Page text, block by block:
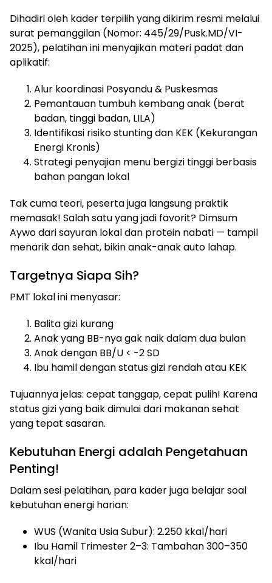
Dihadiri oleh kader terpilih yang dikirim resmi melalui
surat pemanggilan (Nomor: 445/29/Pusk.MD/VI-
2025), pelatihan ini menyajikan materi padat dan
aplikatif:
Alur koordinasi Posyandu & Puskesmas
Pemantauan tumbuh kembang anak (berat
badan, tinggi badan, LILA)
Identifikasi risiko stunting dan KEK (Kekurangan
Energi Kronis)
Strategi penyajian menu bergizi tinggi berbasis
bahan pangan lokal
Tak cuma teori, peserta juga langsung praktik
memasak! Salah satu yang jadi favorit? Dimsum
Aywo dari sayuran lokal dan protein nabati — tampil
menarik dan sehat, bikin anak-anak auto lahap.
Targetnya Siapa Sih?
PMT lokal ini menyasar:
Balita gizi kurang
Anak yang BB-nya gak naik dalam dua bulan
Anak dengan BB/U < -2 SD
Ibu hamil dengan status gizi rendah atau KEK
Tujuannya jelas: cepat tanggap, cepat pulih! Karena
status gizi yang baik dimulai dari makanan sehat
yang tepat sasaran.
Kebutuhan Energi adalah Pengetahuan
Penting!
Dalam sesi pelatihan, para kader juga belajar soal
kebutuhan energi harian:
WUS (Wanita Usia Subur): 2.250 kkal/hari
Ibu Hamil Trimester 2–3: Tambahan 300–350
kkal/hari